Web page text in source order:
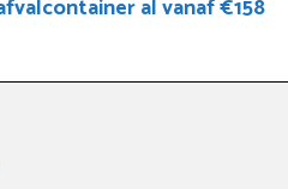
al vanaf €158